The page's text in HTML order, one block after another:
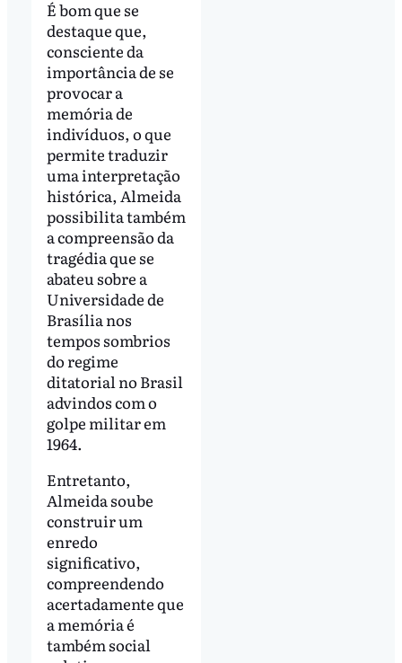
É bom que se
destaque que,
consciente da
importância de se
provocar a
memória de
indivíduos, o que
permite traduzir
uma interpretação
histórica, Almeida
possibilita também
a compreensão da
tragédia que se
abateu sobre a
Universidade de
Brasília nos
tempos sombrios
do regime
ditatorial no Brasil
advindos com o
golpe militar em
1964.
Entretanto,
Almeida soube
construir um
enredo
significativo,
compreendendo
acertadamente que
a memória é
também social